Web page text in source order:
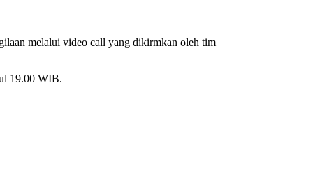
melalui video call yang dikirmkan oleh tim
19.00 WIB.